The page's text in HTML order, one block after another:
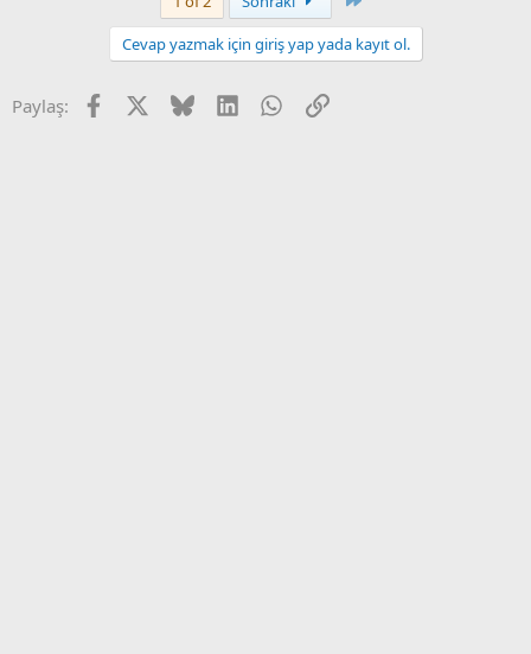
:
Cevap yazmak için giriş yap yada kayıt ol.
Paylaş: Facebook BlueskyLinkedInWhatsApp
Link